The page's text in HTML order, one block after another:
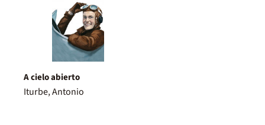
A cielo abierto
Iturbe, Antonio